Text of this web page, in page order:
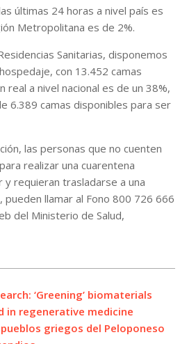
últimas 24 horas a nivel país es
Metropolitana es de 2%.
Sanitarias, disponemos
con 13.452 camas
real a nivel nacional es de un 38%,
6.389 camas disponibles para ser
las personas que no cuenten
realizar una cuarentena
y requieran trasladarse a una
pueden llamar al Fono 800 726 666
del Ministerio de Salud,
‘Greening’ biomaterials
in regenerative medicine
griegos del Peloponeso